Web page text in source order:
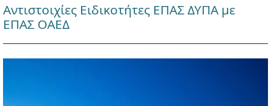
Αντιστοιχίες Ειδικοτήτες ΕΠΑΣ ΔΥΠΑ με
ΕΠΑΣ ΟΑΕΔ